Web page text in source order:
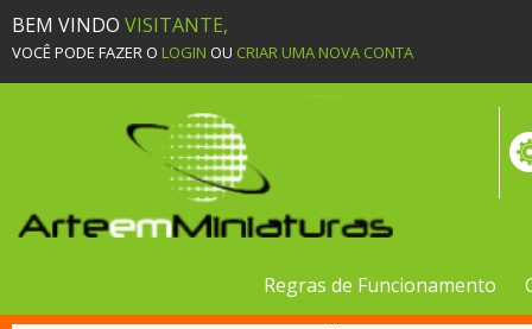
BEM VINDO VISITANTE,
VOCÊ PODE FAZER O LOGIN OU CRIAR UMA NOVA CONTA
Regras de Funcionamento